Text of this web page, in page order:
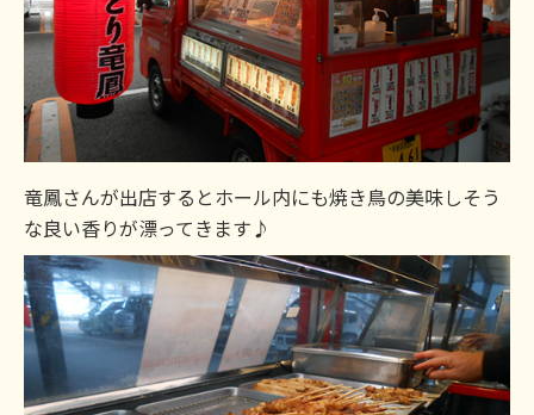
竜鳳さんが出店するとホール内にも焼き鳥の美味しそう
な良い香りが漂ってきます♪